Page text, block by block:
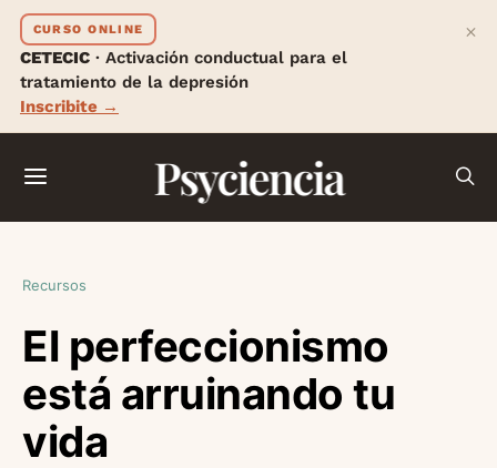
CURSO ONLINE
CETECIC · Activación conductual para el
tratamiento de la depresión
Inscribite →
×
Psyciencia
Recursos
El perfeccionismo
está arruinando tu
vida